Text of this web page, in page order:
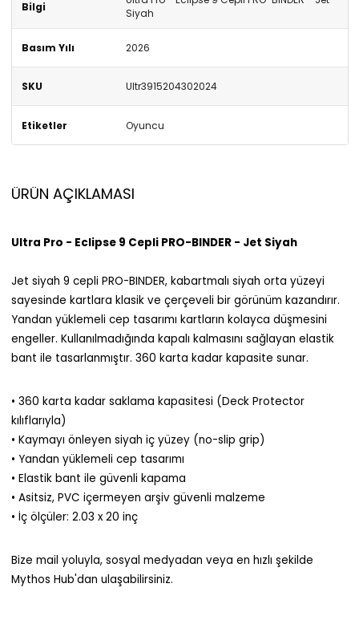
Bilgi
Siyah
Basım Yılı 2026
SKU Ultr3915204302024
Etiketler Oyuncu
ÜRÜN AÇIKLAMASI
Ultra Pro - Eclipse 9 Cepli PRO-BINDER - Jet Siyah
Jet siyah 9 cepli PRO-BINDER, kabartmalı siyah orta yüzeyi
sayesinde kartlara klasik ve çerçeveli bir görünüm kazandırır.
Yandan yüklemeli cep tasarımı kartların kolayca düşmesini
engeller. Kullanılmadığında kapalı kalmasını sağlayan elastik
bant ile tasarlanmıştır. 360 karta kadar kapasite sunar.
• 360 karta kadar saklama kapasitesi (Deck Protector
kılıflarıyla)
• Kaymayı önleyen siyah iç yüzey (no-slip grip)
• Yandan yüklemeli cep tasarımı
• Elastik bant ile güvenli kapama
• Asitsiz, PVC içermeyen arşiv güvenli malzeme
• İç ölçüler: 2.03 x 20 inç
Bize mail yoluyla, sosyal medyadan veya en hızlı şekilde
Mythos Hub'dan ulaşabilirsiniz.